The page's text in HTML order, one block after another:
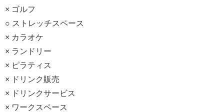
× ゴルフ
○ ストレッチスペース
× カラオケ
× ランドリー
× ピラティス
× ドリンク販売
× ドリンクサービス
× ワークスペース